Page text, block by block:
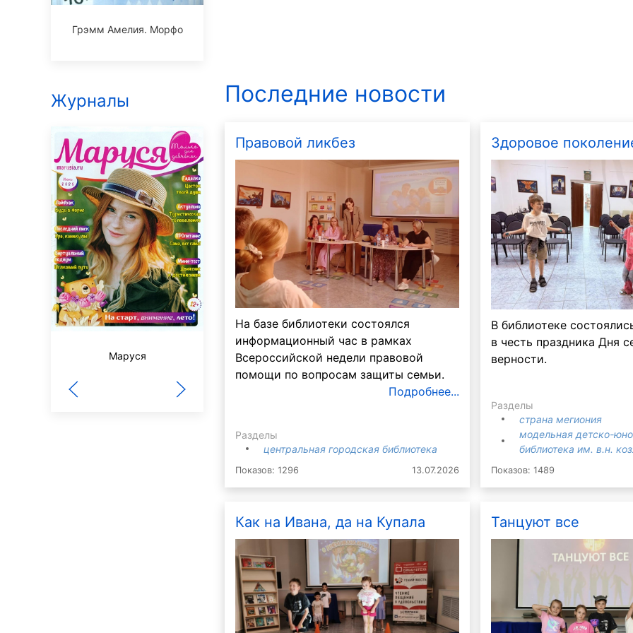
Грэмм Амелия. Морфо
Журналы
Маруся
Сибирячок 3/9 царство
Вокруг света
Последние новости
Правовой ликбез
На базе библиотеки состоялся
информационный час в рамках
Всероссийской недели правовой
помощи по вопросам защиты семьи.
Подробнее...
Разделы
центральная городская библиотека
Показов: 1296 13.07.2026
Здоровое
В библиотеке
в честь праздника Дня
верности.
Разделы
страна мегиония
модельная детско-
библиотека им. в.н.
Показов: 1489
Как на Ивана, да на Купала Танцуют все